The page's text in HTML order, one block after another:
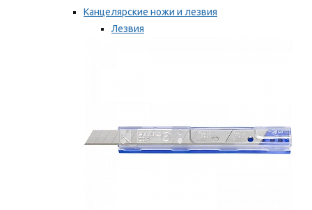
Канцелярские ножи и лезвия
Лезвия